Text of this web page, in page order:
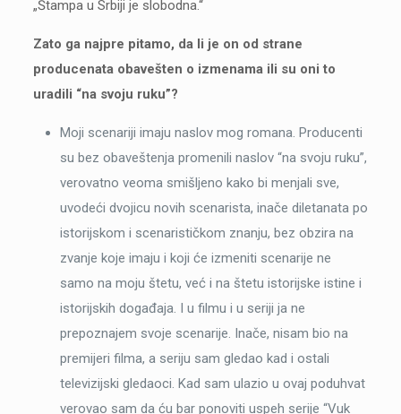
„Štampa u Srbiji je slobodna.“
Zato ga najpre pitamo, da li je on od strane
producenata obavešten o izmenama ili su oni to
uradili “na svoju ruku”?
Moji scenariji imaju naslov mog romana. Producenti
su bez obaveštenja promenili naslov “na svoju ruku”,
verovatno veoma smišljeno kako bi menjali sve,
uvodeći dvojicu novih scenarista, inače diletanata po
istorijskom i scenarističkom znanju, bez obzira na
zvanje koje imaju i koji će izmeniti scenarije ne
samo na moju štetu, već i na štetu istorijske istine i
istorijskih događaja. I u filmu i u seriji ja ne
prepoznajem svoje scenarije. Inače, nisam bio na
premijeri filma, a seriju sam gledao kad i ostali
televizijski gledaoci. Kad sam ulazio u ovaj poduhvat
verovao sam da ću bar ponoviti uspeh serije “Vuk